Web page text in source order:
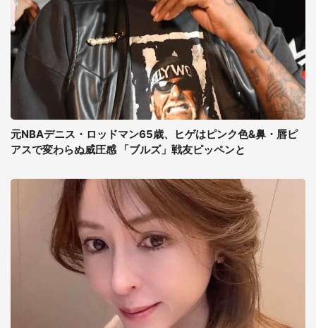
元NBAデニス・ロッドマン65歳、ヒゲはピンク色&鼻・唇ピ
アスで変わらぬ威圧感 「ブルズ」戦友ピッペンと